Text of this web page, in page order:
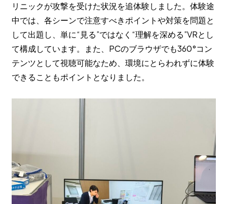
リニックが攻撃を受けた状況を追体験しました。体験途
中では、各シーンで注意すべきポイントや対策を問題と
して出題し、単に“見る”ではなく“理解を深める”VRとし
て構成しています。また、PCのブラウザでも360°コン
テンツとして視聴可能なため、環境にとらわれずに体験
できることもポイントとなりました。